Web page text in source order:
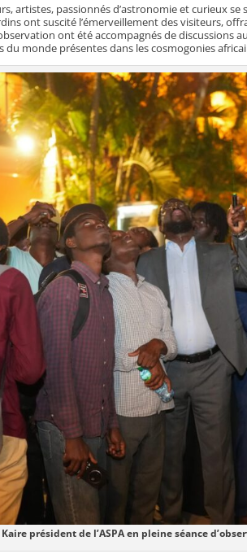
artistes, passionnés d’astronomie et curieux
ont suscité l’émerveillement des visiteurs,
ont été accompagnés de discussions
monde présentes dans les cosmogonies
président de l’ASPA en pleine séance